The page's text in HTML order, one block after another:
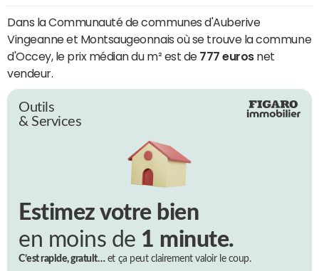
Dans la Communauté de communes d'Auberive
Vingeanne et Montsaugeonnais où se trouve la commune
d'Occey, le prix médian du m² est de 777 eurosnet
vendeur.
Outils
& Services
Estimez votre bien
en moins de 1 minute.
C’est rapide, gratuit…et ça peut clairement valoir le coup.